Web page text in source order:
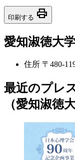
印刷する print
愛知淑徳大
住所 〒480-
最近のプレ
（愛知淑徳